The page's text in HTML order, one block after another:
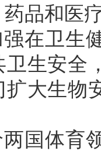
品和医
在卫生
卫生安全
扩大生物
国体育